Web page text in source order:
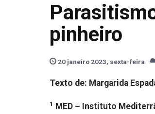
pinheiro
20 janeiro 2023, sexta-feira
Texto de: Margarida
1
MED – Instituto